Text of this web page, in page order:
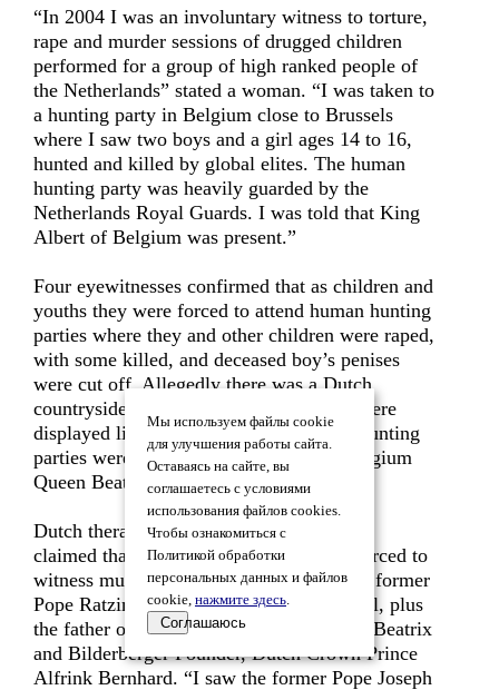
“In 2004 I was an involuntary witness to torture,
rape and murder sessions of drugged children
performed for a group of high ranked people of
the Netherlands” stated a woman. “I was taken to
a hunting party in Belgium close to Brussels
where I saw two boys and a girl ages 14 to 16,
hunted and killed by global elites. The human
hunting party was heavily guarded by the
Netherlands Royal Guards. I was told that King
Albert of Belgium was present.”
Four eyewitnesses confirmed that as children and
youths they were forced to attend human hunting
parties where they and other children were raped,
with some killed, and deceased boy’s penises
were cut off. Allegedly there was a Dutch
countryside palace where boys’ penises were
displayed like trophies on a wall. Some hunting
parties were hosted on the grounds of Belgium
Queen Beatrix’s Palace.
Dutch therapist Toos Nijenhuis
claimed that as a four year-old she was forced to
witness murders of children that involved former
Pope Ratzinger, a Dutch Catholic Cardinal, plus
the father of Netherlands Belgium Queen Beatrix
and Bilderberger Founder, Dutch Crown Prince
Alfrink Bernhard. “I saw the former Pope Joseph
Мы используем файлы cookie
для улучшения работы сайта.
Оставаясь на сайте, вы
соглашаетесь с условиями
использования файлов cookies.
Чтобы ознакомиться с
Политикой обработки
персональных данных и файлов
cookie, нажмите здесь.
Соглашаюсь